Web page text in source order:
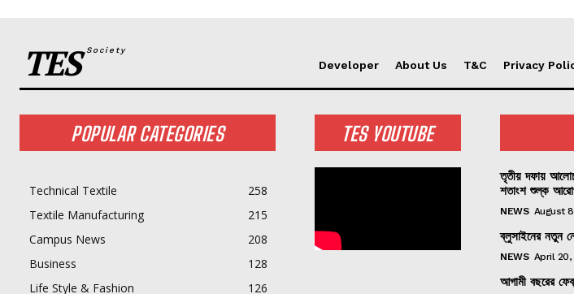
TES Society
Developer About Us T&C Privacy
POPULAR CATEGORIES
Technical Textile
258
Textile Manufacturing
215
Campus News
208
Business
128
Life Style & Fashion
126
TES YOUTUBE
তৃতীয় দফায়
শতাংশ শুল্ক
NEWS August
ব্লুসাইনের নতুন
NEWS April 20,
আগামী বছরের